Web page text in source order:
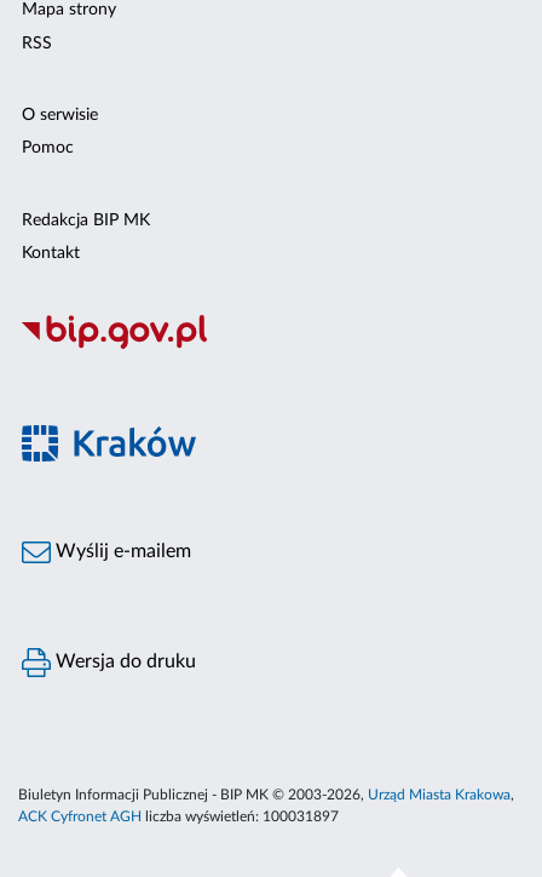
Mapa strony
RSS
O serwisie
Pomoc
Redakcja BIP MK
Kontakt
Wyślij e-mailem
Wersja do druku
Biuletyn Informacji Publicznej - BIP MK © 2003-2026, Urząd Miasta Krakowa,
ACK Cyfronet AGH
liczba wyświetleń: 100031897